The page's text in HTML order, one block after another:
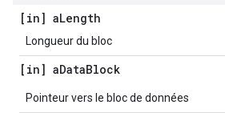
[in] aLength
Longueur du bloc
[in] aDataBlock
Pointeur vers le bloc de données